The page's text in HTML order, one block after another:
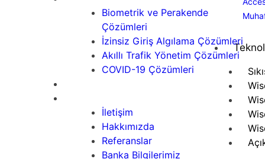
Biometrik ve Perakende
Çözümleri
İzinsiz Giriş Algılama Çözümleri
Akıllı Trafik Yönetim Çözümleri
COVID-19 Çözümleri
İletişim
Hakkımızda
Referanslar
Banka Bilgilerimiz